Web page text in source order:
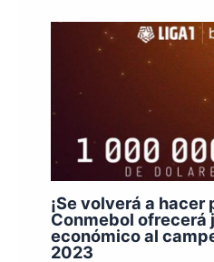
¡Se volverá a hacer
Conmebol ofrecerá
económico al
2023